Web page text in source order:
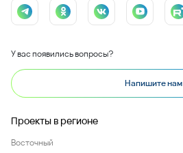
У вас появились вопросы?
Напишите нам
Проекты в регионе
Восточный